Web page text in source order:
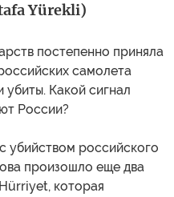
Yürekli)
постепенно приняла
самолета
Какой сигнал
России?
убийством российского
произошло еще два
которая